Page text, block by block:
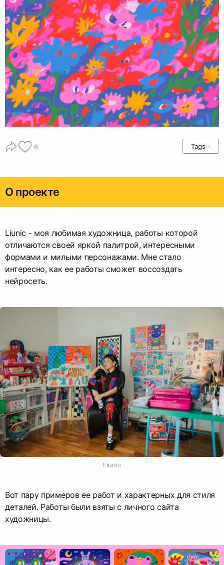
6 Tags
О проекте
Liunic - моя любимая художница, работы которой
отличаются своей яркой палитрой, интересными
формами и милыми персонажами. Мне стало
интересно, как ее работы сможет воссоздать
нейросеть.
Liunic
Вот пару примеров ее работ и характерных для стиля
деталей. Работы были взяты с личного сайта
художницы.